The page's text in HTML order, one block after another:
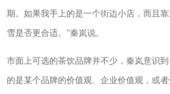
期。如果我手上的是一个街边小店，而且
雪是否更合适。”秦岚说。
市面上可选的茶饮品牌并不少，秦岚意识
的是某个品牌的价值观、企业价值观，或